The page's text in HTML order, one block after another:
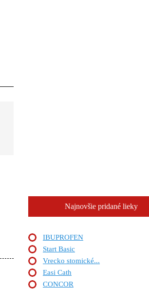
Najnovšie pridané lieky
IBUPROFEN
Start Basic
Vrecko stomické...
Easi Cath
CONCOR